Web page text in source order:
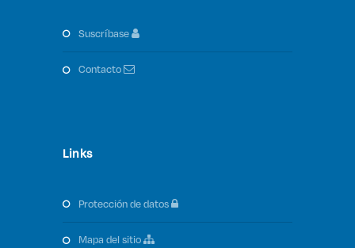
suscríbase
contacto
Links
protección de datos
mapa del sitio